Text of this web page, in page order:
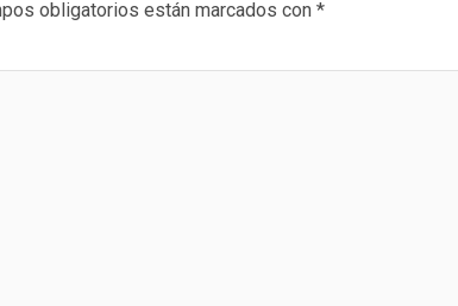
obligatorios están marcados con *